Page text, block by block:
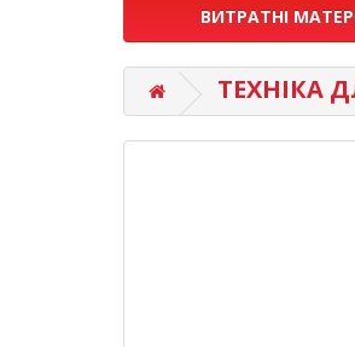
ВИТРАТНІ
ТЕХНІКА